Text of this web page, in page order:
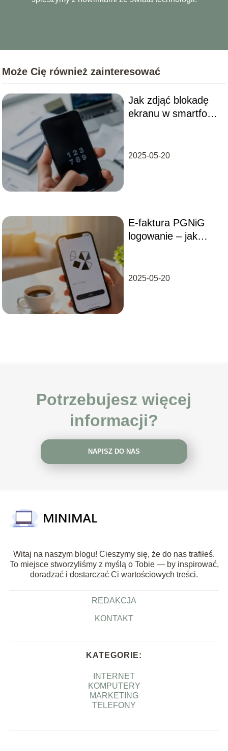
Może Cię również zainteresować
Jak zdjąć blokadę
ekranu w smartfonie
2025-05-20
E-faktura PGNiG
logowanie – jak
2025-05-20
Potrzebujesz więcej
informacji?
NAPISZ DO NAS
Witaj na naszym blogu! Cieszymy się, że do nas trafiłeś.
To miejsce stworzyliśmy z myślą o Tobie — by inspirować,
doradzać i dostarczać Ci wartościowych treści.
REDAKCJA
KONTAKT
KATEGORIE:
INTERNET
KOMPUTERY
MARKETING
TELEFONY